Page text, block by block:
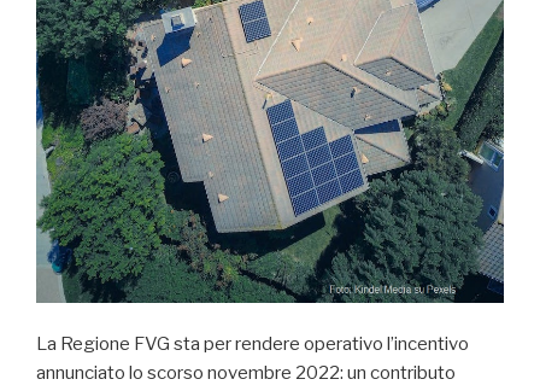
La Regione FVG sta per rendere operativo l’incentivo
annunciato lo scorso novembre 2022: un contributo